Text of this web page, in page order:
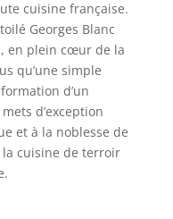
cuisine française.
Georges Blanc
en plein cœur de la
qu’une simple
d’un
d’exception
et à la noblesse de
la cuisine de terroir